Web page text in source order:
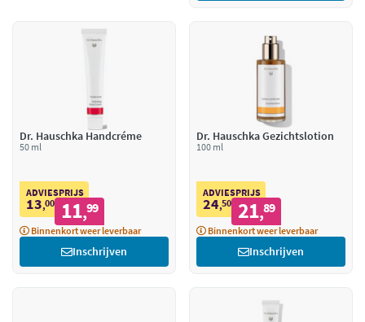
Dr. Hauschka Handcréme
50 ml
ADVIESPRIJS
13,00 11,99
Binnenkort weer leverbaar
Inschrijven
Dr. Hauschka Gezichtslotion
100 ml
ADVIESPRIJS
24,50 21,89
Binnenkort weer leverbaar
Inschrijven